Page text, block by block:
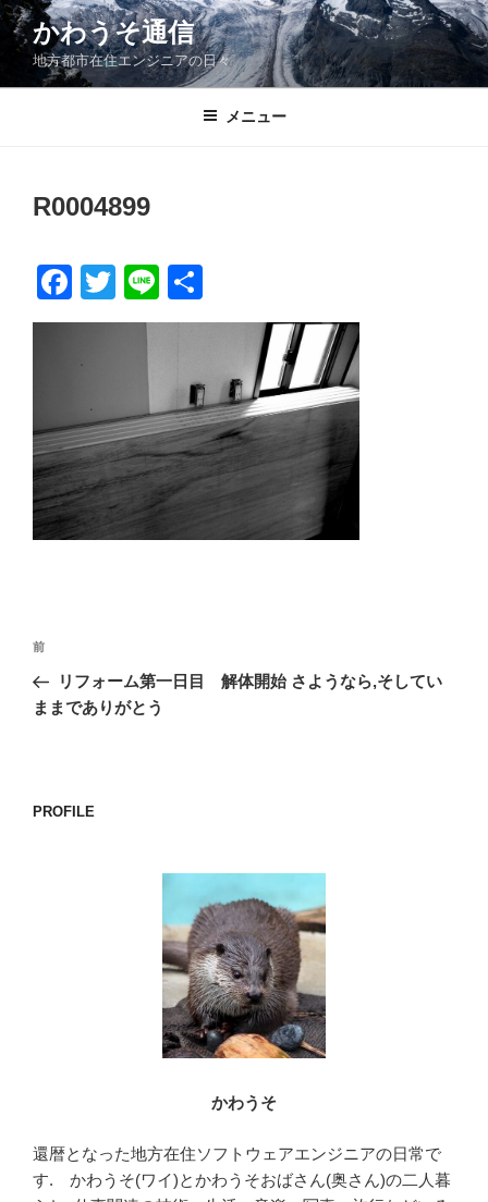
コ
ン
ン
かわうそ通信
地方都市在住エンジニアの日々
メニュー
R0004899
F
a
b
o
o
k
T
wi
Li
n
有
投
ナ
シ
前
の
投
前
リフォーム第一日目 解体開始 さようなら,そしてい
ままでありがとう
PROFILE
かわうそ
還暦となった地方在住ソフトウェアエンジニアの日常で
す. かわうそ(ワイ)とかわうそおばさん(奥さん)の二人暮